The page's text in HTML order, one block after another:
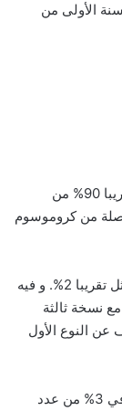
الأولى من
: و هو النوع الأكثر حدوثا و يمثل تقريبا 90% من
من كروموسوم
و يمثل تقريبا 2%. و فيه
يكون هناك نسختان منفصلتان من كروموسوم 18 مع نسخة ثالثة
عن النوع الأول
و يحدث في 3% من عدد